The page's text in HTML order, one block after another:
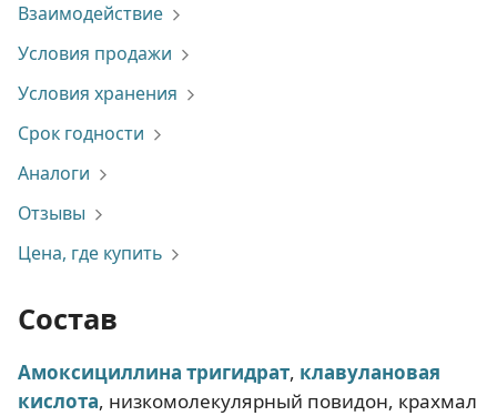
Взаимодействие
Условия продажи
Условия хранения
Срок годности
Аналоги
Отзывы
Цена, где купить
Состав
Амоксициллина тригидрат, клавулановая
кислота, низкомолекулярный повидон, крахмал